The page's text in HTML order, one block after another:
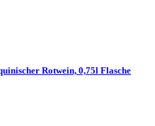
Rotwein, 0,75l Flasche